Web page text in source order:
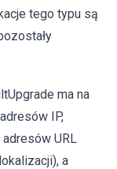
tego typu są
ma na
IP,
URL
a